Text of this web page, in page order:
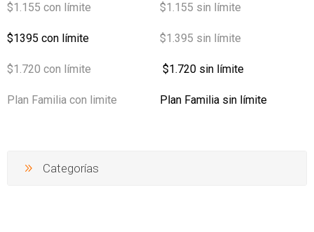
$1.155 con límite $1.155 sin límite
$1395 con límite $1.395 sin límite
$1.720 con límite $1.720 sin límite
Plan Familia con limite Plan Familia sin límite
Categorías